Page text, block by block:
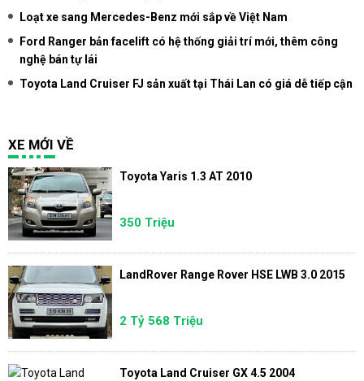
Loạt xe sang Mercedes-Benz mới sắp về Việt Nam
Ford Ranger bản facelift có hệ thống giải trí mới, thêm công
nghệ bán tự lái
Toyota Land Cruiser FJ sản xuất tại Thái Lan có giá dễ tiếp cận
XE MỚI VỀ
Toyota Yaris 1.3 AT 2010
350 Triệu
LandRover Range Rover HSE LWB 3.0 2015
2 Tỷ 568 Triệu
Toyota Land Cruiser GX 4.5 2004